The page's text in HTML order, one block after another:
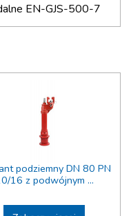
EN-GJS-500-7
podziemny DN 80 PN
16 z podwójnym ...